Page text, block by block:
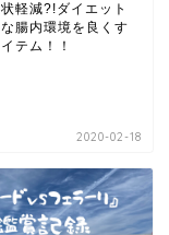
軽減?!ダイエット
腸内環境を良くす
テム！！
2020-02-18